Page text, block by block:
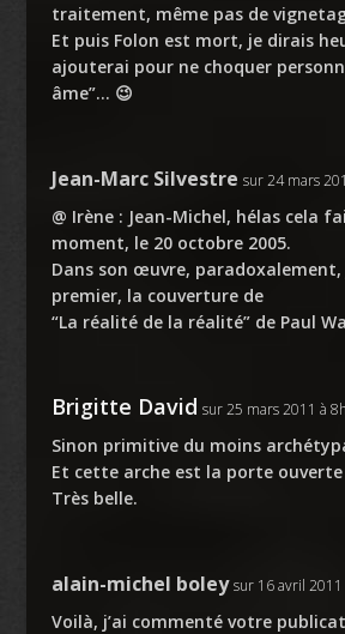
traitement, même pas de
Et puis Folon est mort, je dirais
ajouterai pour ne choquer
âme”… 😉
Jean-Marc Silvestre sur 24 mars
@ Irène : Jean-Michel, hélas cela
moment, le 20 octobre 2005.
Dans son œuvre,
premier, la couverture de
“La réalité de la réalité” de Paul
Brigitte David sur 25 mars 2011 à
Sinon primitive du moins
Et cette arche est la porte
Très belle.
alain-michel boley sur 16 avril
Voilà, j’ai commenté votre